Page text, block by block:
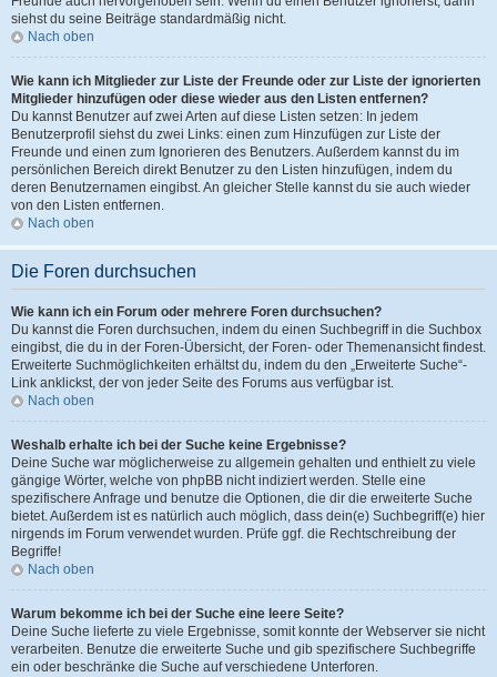
siehst du seine Beiträge standardmäßig nicht.
Nach oben
Wie kann ich Mitglieder zur Liste der Freunde oder zur Liste der ignorierten
Mitglieder hinzufügen oder diese wieder aus den Listen entfernen?
Du kannst Benutzer auf zwei Arten auf diese Listen setzen: In jedem
Benutzerprofil siehst du zwei Links: einen zum Hinzufügen zur Liste der
Freunde und einen zum Ignorieren des Benutzers. Außerdem kannst du im
persönlichen Bereich direkt Benutzer zu den Listen hinzufügen, indem du
deren Benutzernamen eingibst. An gleicher Stelle kannst du sie auch wieder
von den Listen entfernen.
Nach oben
Die Foren durchsuchen
Wie kann ich ein Forum oder mehrere Foren durchsuchen?
Du kannst die Foren durchsuchen, indem du einen Suchbegriff in die Suchbox
eingibst, die du in der Foren-Übersicht, der Foren- oder Themenansicht findest.
Erweiterte Suchmöglichkeiten erhältst du, indem du den „Erweiterte Suche“-
Link anklickst, der von jeder Seite des Forums aus verfügbar ist.
Nach oben
Weshalb erhalte ich bei der Suche keine Ergebnisse?
Deine Suche war möglicherweise zu allgemein gehalten und enthielt zu viele
gängige Wörter, welche von phpBB nicht indiziert werden. Stelle eine
spezifischere Anfrage und benutze die Optionen, die dir die erweiterte Suche
bietet. Außerdem ist es natürlich auch möglich, dass dein(e) Suchbegriff(e) hier
nirgends im Forum verwendet wurden. Prüfe ggf. die Rechtschreibung der
Begriffe!
Nach oben
Warum bekomme ich bei der Suche eine leere Seite?
Deine Suche lieferte zu viele Ergebnisse, somit konnte der Webserver sie nicht
verarbeiten. Benutze die erweiterte Suche und gib spezifischere Suchbegriffe
ein oder beschränke die Suche auf verschiedene Unterforen.